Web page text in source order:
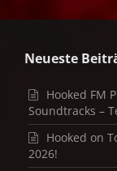
Neueste
Hooked FM
Soundtracks –
Hooked on
2026!